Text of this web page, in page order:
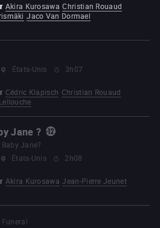
Akira Kurosawa Christian Rouaud
Jaco Van Dormael
États-Unis 3h07
Cédric Klapisch Christian Rouaud
Jane ?
Jane?
États-Unis 2h08
Akira Kurosawa Jean-Pierre Jeunet
Funeral